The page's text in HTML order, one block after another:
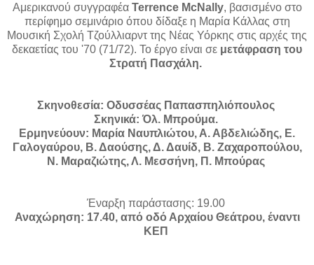
Αμερικανού συγγραφέα Terrence McNally, βασισμένο στο
περίφημο σεμινάριο όπου δίδαξε η Μαρία Κάλλας στη
Μουσική Σχολή Τζούλλιαρντ της Νέας Υόρκης στις αρχές της
δεκαετίας του '70 (71/72). Το έργο είναι σε μετάφραση του
Στρατή Πασχάλη.
Σκηνοθεσία: Οδυσσέας Παπασπηλιόπουλος
Σκηνικά: Όλ. Μπρούμα.
Ερμηνεύουν: Μαρία Ναυπλιώτου, Α. Αβδελιώδης, Ε.
Γαλογαύρου, Β. Δαούσης, Δ. Δαυίδ, Β. Ζαχαροπούλου,
Ν. Μαραζιώτης, Λ. Μεσσήνη, Π. Μπούρας
Έναρξη παράστασης: 19.00
Αναχώρηση: 17.40, από οδό Αρχαίου Θεάτρου, έναντι
ΚΕΠ